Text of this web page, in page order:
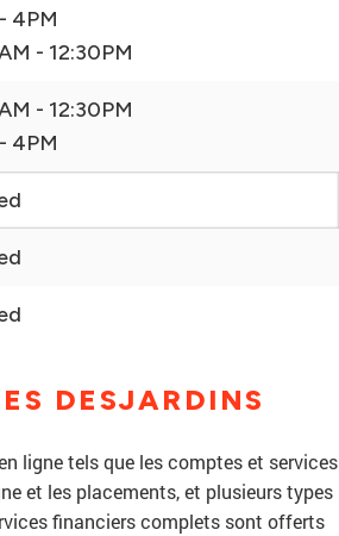
4PM
- 12:30PM
- 12:30PM
4PM
DESJARDINS
ligne tels que les comptes et services
et les placements, et plusieurs types
financiers complets sont offerts